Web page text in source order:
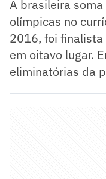
A brasileira
olímpicas no
2016, foi
em oitavo lugar.
eliminatórias da